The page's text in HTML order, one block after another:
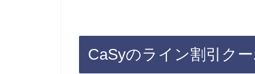
CaSyのライン割引ク